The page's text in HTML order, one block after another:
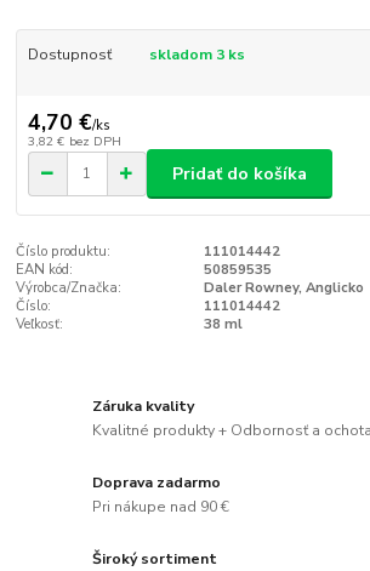
Dostupnosť skladom 3 ks
4,70 €/ks
3,82 € bez DPH
Pridať do košíka
Číslo produktu:
111014442
EAN kód:
50859535
Výrobca/Značka:
Daler Rowney, Anglicko
Číslo:
111014442
Veľkosť:
38 ml
Záruka kvality
Kvalitné produkty + Odbornosť a ochota
Doprava zadarmo
Pri nákupe nad 90 €
Široký sortiment